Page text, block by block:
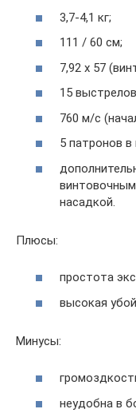
3,7-4,1 кг;
111 / 60 см;
7,92 х 57
15
760 м/с
5 патронов в
насадкой.
Плюсы:
простота
высокая
Минусы:
неудобна в